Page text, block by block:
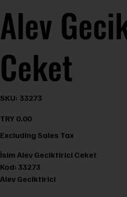
Alev
Ceket
SKU: 33273
33273
TRY 0.00
Excluding Sales Tax
İsim Alev Geciktirici Ceket
Kod: 33273
Alev Geciktirici